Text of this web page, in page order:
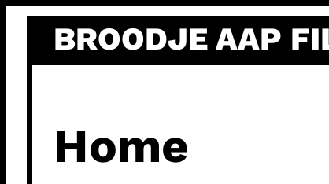
BROODJE AAP
Home